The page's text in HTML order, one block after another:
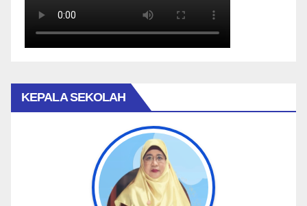
KEPALA SEKOLAH